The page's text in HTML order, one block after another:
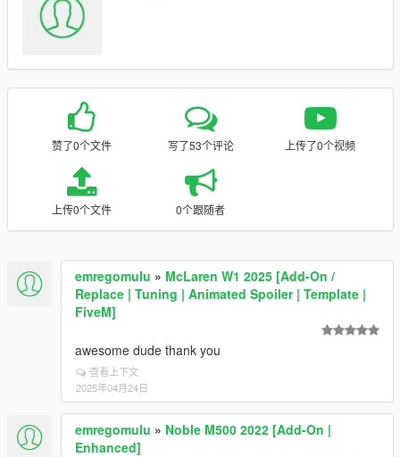
赞了0个文件 写了53个评论 上传了0个视频
上传0个文件 0个跟随者
emregomulu » McLaren W1 2025 [Add-On /
Replace | Tuning | Animated Spoiler | Template |
FiveM]
awesome dude thank you
查看上下文
2025年04月24日
emregomulu » Noble M500 2022 [Add-On |
Enhanced]